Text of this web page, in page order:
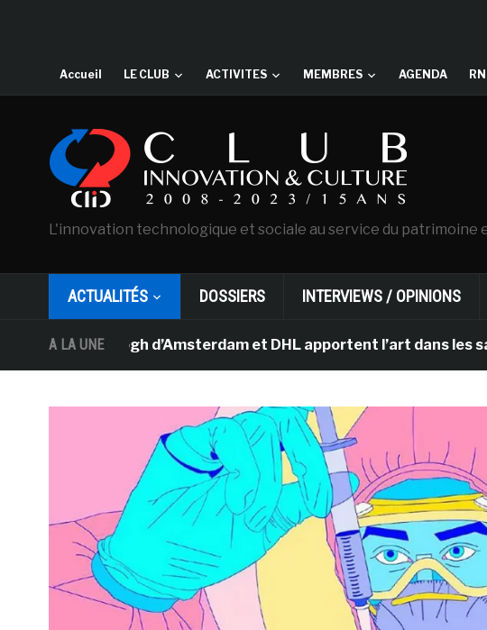
Accueil LE CLUB ACTIVITES MEMBRES AGENDA
L'innovation technologique et sociale au service du patrimoine
ACTUALITÉS DOSSIERS INTERVIEWS / OPINIONS
A LA UNE
Van Gogh d’Amsterdam et DHL apportent l’art dans les salles